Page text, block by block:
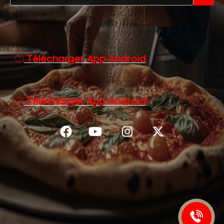
C.G.V
Télécharger App Android
Télécharger App Android